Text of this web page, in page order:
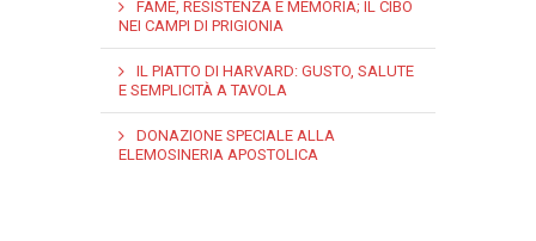
FAME, RESISTENZA E MEMORIA; IL CIBO
NEI CAMPI DI PRIGIONIA
IL PIATTO DI HARVARD: GUSTO, SALUTE
E SEMPLICITÀ A TAVOLA
DONAZIONE SPECIALE ALLA
ELEMOSINERIA APOSTOLICA